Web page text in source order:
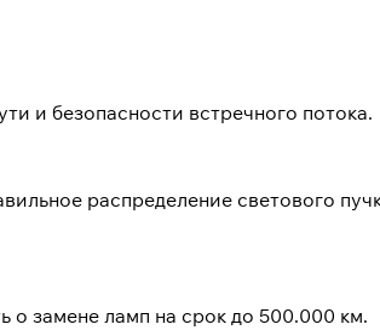
и безопасности встречного потока.
распределение светового
о замене ламп на срок до 500.000 км.